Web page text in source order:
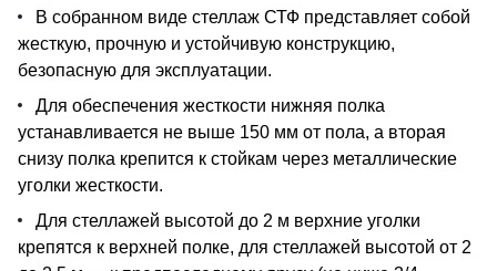
В собранном виде стеллаж СТФ представляет собой
жесткую, прочную и устойчивую конструкцию,
безопасную для эксплуатации.
Для обеспечения жесткости нижняя полка
устанавливается не выше 150 мм от пола, а вторая
снизу полка крепится к стойкам через металлические
уголки жесткости.
Для стеллажей высотой до 2 м верхние уголки
крепятся к верхней полке, для стеллажей высотой от 2